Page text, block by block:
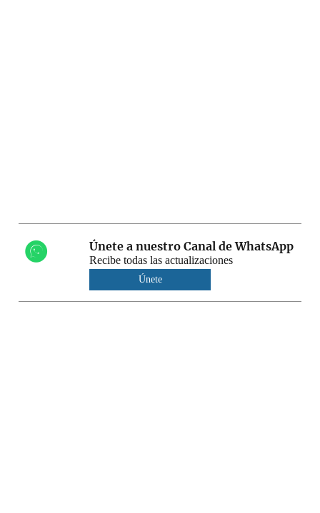
Únete a nuestro Canal de WhatsApp
Recibe todas las actualizaciones
Únete